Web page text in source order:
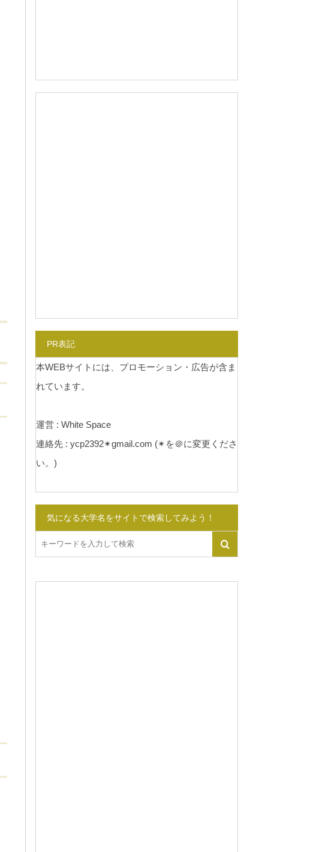
PR表記
本WEBサイトには、プロモーション・広告が含ま
れています。
運営 : White Space
連絡先 : ycp2392✴︎gmail.com (✴︎を＠に変更くださ
い。)
気になる大学名をサイトで検索してみよう！